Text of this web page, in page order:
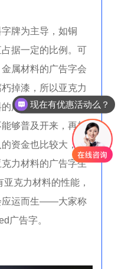
牌为主导，如铜
据一定的比例。可
属材料的广告字会
掉漆，所以亚克力
广告字牌尽管性能
够普及开来，再加
的资金也比较大，机
力材料的广告字生
克力材料的性能，
应运而生——大家称
广告字。
现在有优惠活动么？